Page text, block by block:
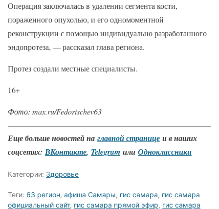
Операция заключалась в удалении сегмента кости,
пораженного опухолью, и его одномоментной
реконструкции с помощью индивидуально разработанного
эндопротеза, — рассказал глава региона.
Протез создали местные специалисты.
16+
Фото: max.ru/Fedorischev63
Еще больше новостей на главной странице и в наших
соцсетях: ВКонтакте, Telegram или Одноклассники
Категории: Здоровье
Теги: 63 регион, афиша Самары, гис самара, гис самара
официальный сайт, гис самара прямой эфир, гис самара